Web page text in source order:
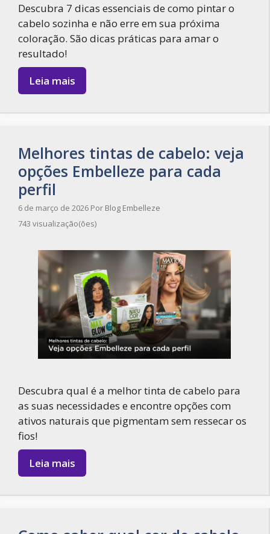
Descubra 7 dicas essenciais de como pintar o
cabelo sozinha e não erre em sua próxima
coloração. São dicas práticas para amar o
resultado!
Leia mais
Melhores tintas de cabelo: veja
opções Embelleze para cada
perfil
6 de março de 2026 Por Blog Embelleze
743 visualização(ões)
Descubra qual é a melhor tinta de cabelo para
as suas necessidades e encontre opções com
ativos naturais que pigmentam sem ressecar os
fios!
Leia mais